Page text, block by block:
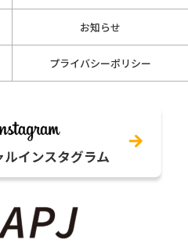
お知らせ
プライバシーポリシー